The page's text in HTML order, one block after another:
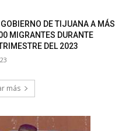
DE TIJUANA A MÁS
MIGRANTES DURANTE
DEL 2023
más